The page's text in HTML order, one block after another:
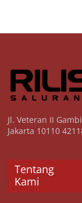
Jl. Veteran II
Jakarta 10110
Tentang
Kami